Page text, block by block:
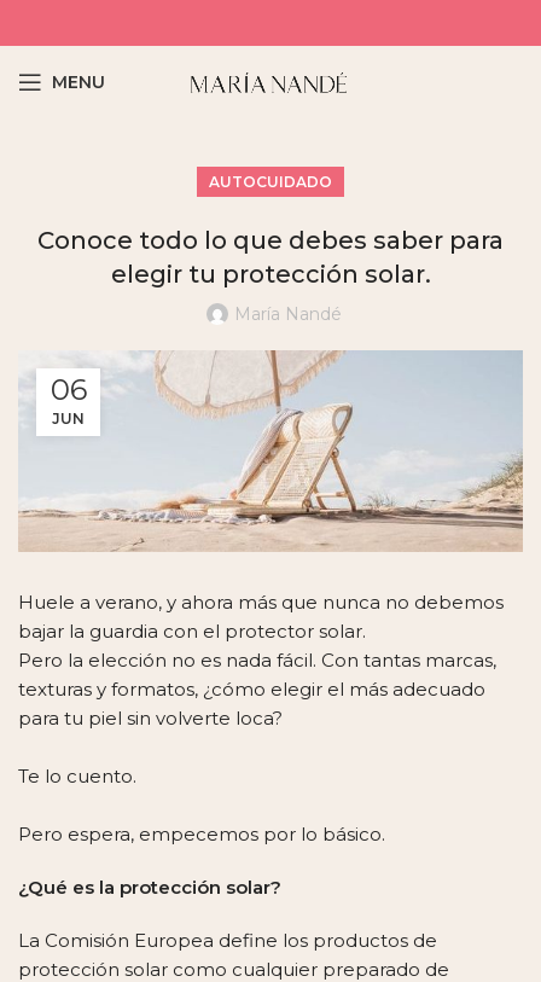
MENU
AUTOCUIDADO
Conoce todo lo que debes saber para
elegir tu protección solar.
María Nandé
06
JUN
Huele a verano, y ahora más que nunca no debemos
bajar la guardia con el protector solar.
Pero la elección no es nada fácil. Con tantas marcas,
texturas y formatos, ¿cómo elegir el más adecuado
para tu piel sin volverte loca?
Te lo cuento.
Pero espera, empecemos por lo básico.
¿Qué es la protección solar?
La Comisión Europea define los productos de
protección solar como cualquier preparado de